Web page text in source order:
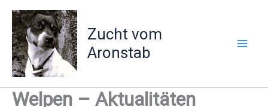
Zum
Inhalt
springen
Zucht vom
Aronstab
Welpen – Aktualitäten